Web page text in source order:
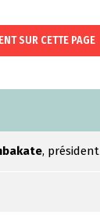
SUR CETTE PAGE
, président